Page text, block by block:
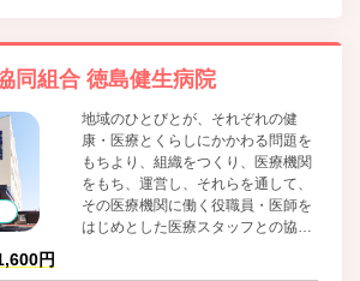
同組合 徳島健生病院
地域のひとびとが、それぞれの健
康・医療とくらしにかかわる問題を
もちより、組織をつくり、医療機関
をもち、運営し、それらを通して、
その医療機関に働く役職員・医師を
はじめとした医療スタッフとの協同
円